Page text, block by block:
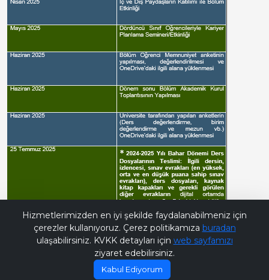
Hizmetlerimizden en iyi şekilde faydalanabilmeniz için
çerezler kullanıyoruz. Çerez politikamıza buradan
ulaşabilirsiniz. KVKK detayları için web sayfamızı
ziyaret edebilirsiniz.
Kabul Ediyorum
Bana Soru Sor | Ask Me